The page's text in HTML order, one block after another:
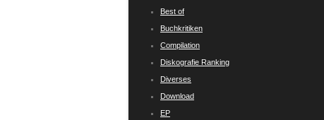
Best of
Buchkritiken
Compilation
Diskografie Ranking
Diverses
Download
EP